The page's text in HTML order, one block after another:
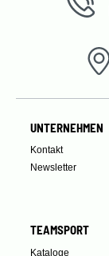
UNTERNEHMEN
Kontakt
Newsletter
TEAMSPORT
Kataloge